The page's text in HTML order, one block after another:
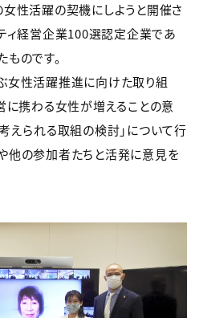
性活躍の契機にしようと開催さ
ィ経営企業100選認定企業であ
のです。
女性活躍推進に向けた取り組
に携わる女性が増えることの意
えられる取組の検討」について行
他の参加者たちと活発に意見を